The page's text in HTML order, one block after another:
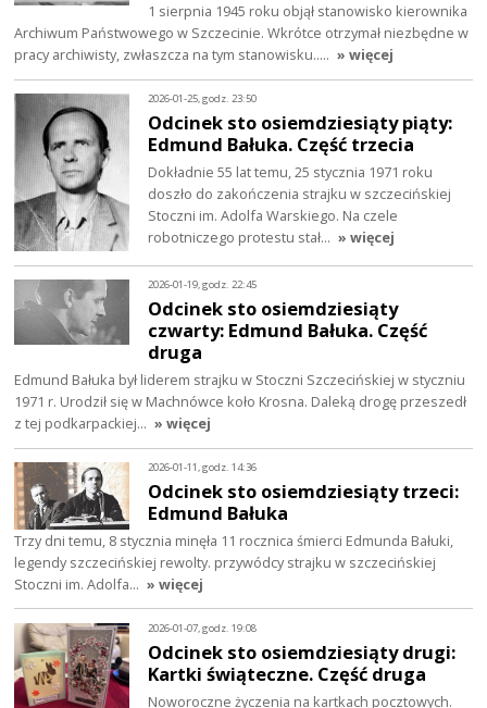
1 sierpnia 1945 roku objął stanowisko kierownika
Archiwum Państwowego w Szczecinie. Wkrótce otrzymał niezbędne w
pracy archiwisty, zwłaszcza na tym stanowisku..… » więcej
2026-01-25, godz. 23:50
Odcinek sto osiemdziesiąty piąty:
Edmund Bałuka. Część trzecia
Dokładnie 55 lat temu, 25 stycznia 1971 roku
doszło do zakończenia strajku w szczecińskiej
Stoczni im. Adolfa Warskiego. Na czele
robotniczego protestu stał… » więcej
2026-01-19, godz. 22:45
Odcinek sto osiemdziesiąty
czwarty: Edmund Bałuka. Część
druga
Edmund Bałuka był liderem strajku w Stoczni Szczecińskiej w styczniu
1971 r. Urodził się w Machnówce koło Krosna. Daleką drogę przeszedł
z tej podkarpackiej… » więcej
2026-01-11, godz. 14:36
Odcinek sto osiemdziesiąty trzeci:
Edmund Bałuka
Trzy dni temu, 8 stycznia minęła 11 rocznica śmierci Edmunda Bałuki,
legendy szczecińskiej rewolty. przywódcy strajku w szczecińskiej
Stoczni im. Adolfa… » więcej
2026-01-07, godz. 19:08
Odcinek sto osiemdziesiąty drugi:
Kartki świąteczne. Część druga
Noworoczne życzenia na kartkach pocztowych.